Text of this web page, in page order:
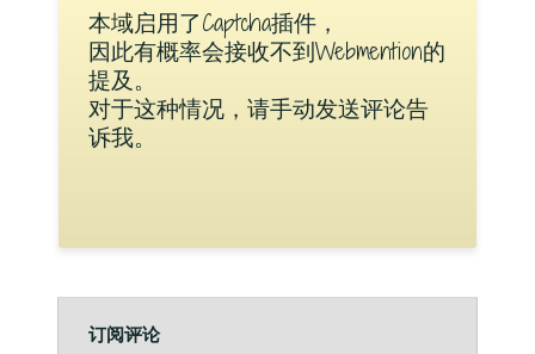
本域启用了Captcha插件，
因此有概率会接收不到Webmention的
提及。
对于这种情况，请手动发送评论告
诉我。
订阅评论